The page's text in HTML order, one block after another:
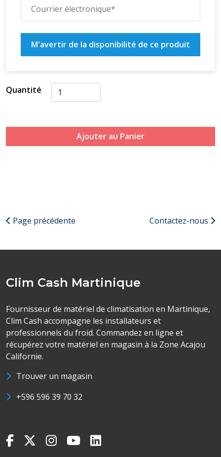
M'avertir de la disponibilité de ce produit
Quantité
Ajouter au Panier
Page précédente Contactez-nous
Clim Cash Martinique
Fournisseur de matériel de climatisation en Martinique,
Clim Cash accompagne les installateurs et
professionnels du froid. Commandez en ligne et
récupérez votre matériel en magasin à la Zone Acajou
Californie.
Trouver un magasin
+596 596 39 70 32